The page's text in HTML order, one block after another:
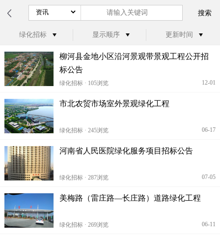
搜索
绿化招标 显示顺序 更新时间
柳河县金地小区沿河景观带景观工程公开招
标公告
12-01
绿化招标 · 105浏览
市北农贸市场室外景观绿化工程
06-17
绿化招标 · 245浏览
河南省人民医院绿化服务项目招标公告
07-05
绿化招标 · 287浏览
美梅路（雷庄路—长庄路）道路绿化工程
06-11
绿化招标 · 269浏览